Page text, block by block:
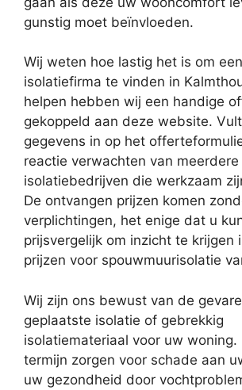
gunstig moet beïnvloeden.
Wij weten hoe lastig het is om
isolatiefirma te vinden in
helpen hebben wij een handige
gekoppeld aan deze website.
gegevens in op het
reactie verwachten van meerdere
isolatiebedrijven die werkzaam
De ontvangen prijzen komen
verplichtingen, het enige dat u
prijsvergelijk om inzicht te krijgen
prijzen voor spouwmuurisolatie
Wij zijn ons bewust van de
geplaatste isolatie of gebrekkig
isolatiemateriaal voor uw woning.
termijn zorgen voor schade aan
uw gezondheid door